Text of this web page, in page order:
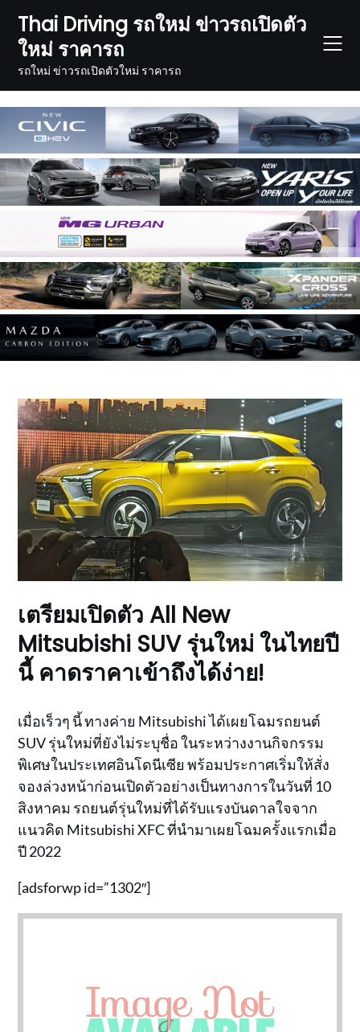
content
Thai Driving รถใหม่ ข่าวรถเปิดตัว
ใหม่ ราคารถ
รถใหม่ ข่าวรถเปิดตัวใหม่ ราคารถ
เตรียมเปิดตัว All New
Mitsubishi SUV รุ่นใหม่ ในไทยปี
นี้ คาดราคาเข้าถึงได้ง่าย!
เมื่อเร็วๆ นี้ ทางค่าย Mitsubishi ได้เผยโฉมรถยนต์
SUV รุ่นใหม่ที่ยังไม่ระบุชื่อ ในระหว่างงานกิจกรรม
พิเศษในประเทศอินโดนีเซีย พร้อมประกาศเริ่มให้สั่ง
จองล่วงหน้าก่อนเปิดตัวอย่างเป็นทางการในวันที่ 10
สิงหาคม รถยนต์รุ่นใหม่ที่ได้รับแรงบันดาลใจจาก
แนวคิด Mitsubishi XFC ที่นำมาเผยโฉมครั้งแรกเมื่อ
ปี 2022
[adsforwp id=”1302″]